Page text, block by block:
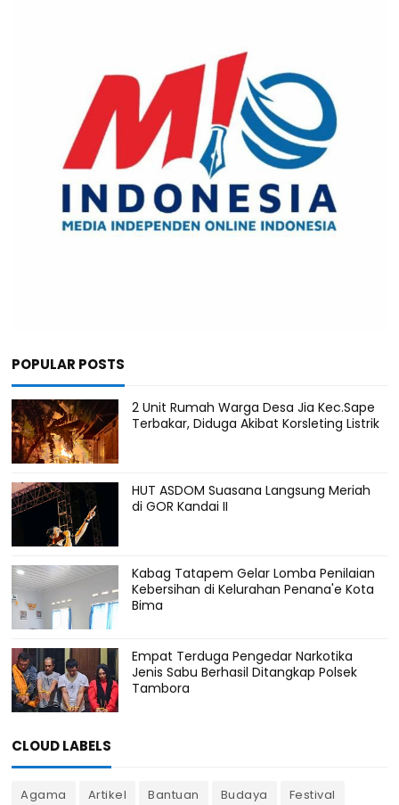
POPULAR POSTS
2 Unit Rumah Warga Desa Jia Kec.Sape
Terbakar, Diduga Akibat Korsleting Listrik
HUT ASDOM Suasana Langsung Meriah
di GOR Kandai II
Kabag Tatapem Gelar Lomba Penilaian
Kebersihan di Kelurahan Penana'e Kota
Bima
Empat Terduga Pengedar Narkotika
Jenis Sabu Berhasil Ditangkap Polsek
Tambora
CLOUD LABELS
Agama Artikel Bantuan Budaya
Festival